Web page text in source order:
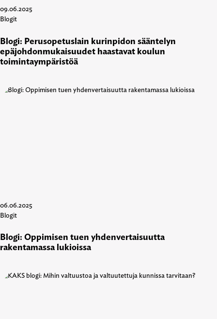
09.06.2025
Blogit
Blogi: Perusopetuslain kurinpidon sääntelyn
epäjohdonmukaisuudet haastavat koulun
toimintaympäristöä
06.06.2025
Blogit
Blogi: Oppimisen tuen yhdenvertaisuutta
rakentamassa lukioissa